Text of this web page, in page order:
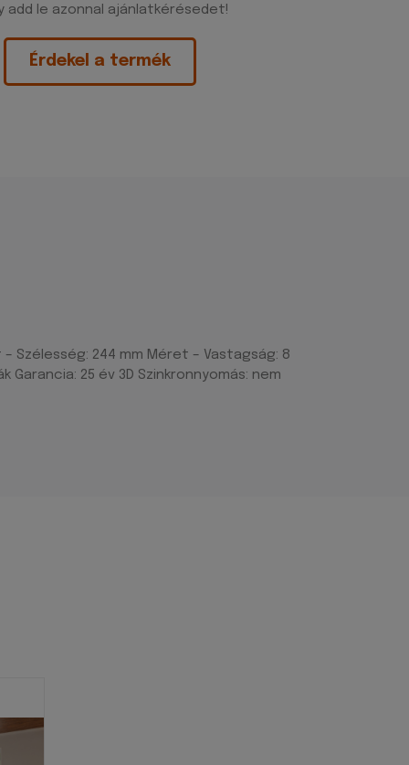
add le azonnal ajánlatkérésedet!
Érdekel a termék
Szélesség: 244 mm Méret – Vastagság: 8
25 év 3D Szinkronnyomás: nem